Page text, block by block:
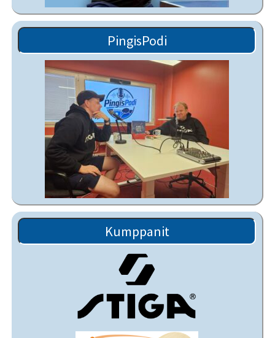
PingisPodi
Kumppanit